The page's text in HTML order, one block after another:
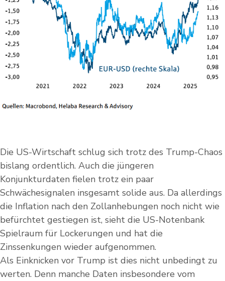
Die US-Wirtschaft schlug sich trotz des Trump-Chaos
bislang ordentlich. Auch die jüngeren
Konjunkturdaten fielen trotz ein paar
Schwächesignalen insgesamt solide aus. Da allerdings
die Inflation nach den Zollanhebungen noch nicht wie
befürchtet gestiegen ist, sieht die US-Notenbank
Spielraum für Lockerungen und hat die
Zinssenkungen wieder aufgenommen.
Als Einknicken vor Trump ist dies nicht unbedingt zu
werten. Denn manche Daten insbesondere vom